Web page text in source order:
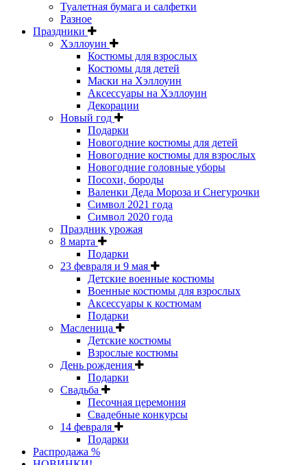
Туалетная бумага и салфетки
Разное
Праздники
Хэллоуин
Костюмы для взрослых
Костюмы для детей
Маски на Хэллоуин
Аксессуары на Хэллоуин
Декорации
Новый год
Подарки
Новогодние костюмы для детей
Новогодние костюмы для взрослых
Новогодние головные уборы
Посохи, бороды
Валенки Деда Мороза и Снегурочки
Символ 2021 года
Символ 2020 года
Праздник урожая
8 марта
Подарки
23 февраля и 9 мая
Детские военные костюмы
Военные костюмы для взрослых
Аксессуары к костюмам
Подарки
Масленица
Детские костюмы
Взрослые костюмы
День рождения
Подарки
Свадьба
Песочная церемония
Свадебные конкурсы
14 февраля
Подарки
Распродажа %